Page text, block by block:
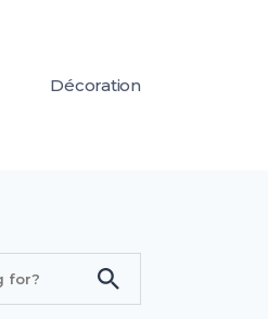
Décoration